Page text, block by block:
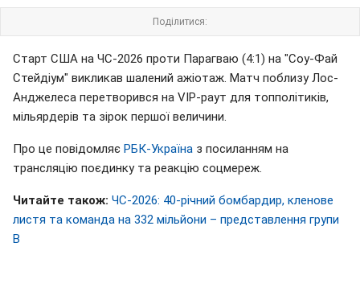
Поділитися:
Старт США на ЧС-2026 проти Парагваю (4:1) на "Соу-Фай
Стейдіум" викликав шалений ажіотаж. Матч поблизу Лос-
Анджелеса перетворився на VIP-раут для топполітиків,
мільярдерів та зірок першої величини.
Про це повідомляє РБК-Україна з посиланням на
трансляцію поєдинку та реакцію соцмереж.
Читайте також: ЧС-2026: 40-річний бомбардир, кленове
листя та команда на 332 мільйони – представлення групи
B